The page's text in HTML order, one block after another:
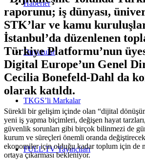
Haberler
Duyurular
TKGS’li Markalar
FULL TV Yayıncıları
raporunu; iş dünyası,
STK’lar ve kamu
İstanbul’da düzenlenen
Türkiye Platformu’nun
Digital Europe’un Genel
Cecilia Bonefeld-Dahl da
olarak katıldı.
Sürekli bir gelişim içinde olan “dijital
yeni iş yapma biçimleri, değişen hayat
güvenlik sorunları gibi birçok bilinmezi de
kurum ve süreçleri önemli oranda
ekonomiler için olduğu kadar toplum için de
ortaya çıkarması bekleniyor.